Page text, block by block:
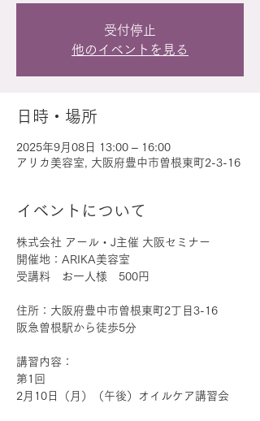
受付停止
他のイベントを見る
日時・場所
2025年9月08日 13:00 – 16:00
アリカ美容室, 大阪府豊中市曽根東町2-3-16
イベントについて
株式会社 アール・J主催 大阪セミナー
開催地：ARIKA美容室
受講料　お一人様　500円
住所：大阪府豊中市曽根東町2丁目3-16
阪急曽根駅から徒歩5分
講習内容：
第1回
2月10日（月）（午後）オイルケア講習会